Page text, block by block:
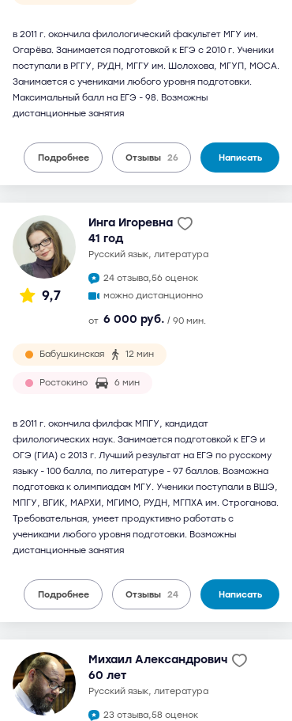
в 2011 г. окончила филологический факультет МГУ им.
Огарёва. Занимается подготовкой к ЕГЭ с 2010 г. Ученики
поступали в РГГУ, РУДН, МГГУ им. Шолохова, МГУП, МОСА.
Занимается с учениками любого уровня подготовки.
Максимальный балл на ЕГЭ - 98. Возможны
дистанционные занятия
Подробнее Отзывы 26 Написать
9,7
Инга Игоревна
41 год
русский язык, литература
24 отзыва,56 оценок
можно дистанционно
от 6 000 руб. / 90 мин.
Бабушкинская 12 мин
Ростокино 6 мин
в 2011 г. окончила филфак МПГУ, кандидат
филологических наук. Занимается подготовкой к ЕГЭ и
ОГЭ (ГИА) с 2013 г. Лучший результат на ЕГЭ по русскому
языку - 100 балла, по литературе - 97 баллов. Возможна
подготовка к олимпиадам МГУ. Ученики поступали в ВШЭ,
МПГУ, ВГИК, МАРХИ, МГИМО, РУДН, МГПХА им. Строганова.
Требовательная, умеет продуктивно работать с
учениками любого уровня подготовки. Возможны
дистанционные занятия
Подробнее Отзывы 24 Написать
Михаил Александрович
60 лет
русский язык, литература
23 отзыва,58 оценок